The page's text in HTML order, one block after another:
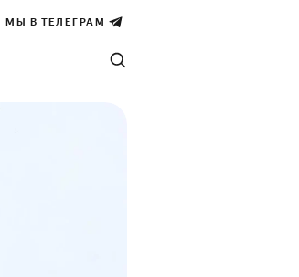
МЫ В ТЕЛЕГРАМ